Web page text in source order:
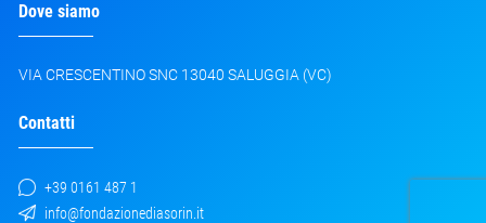
Dove siamo
VIA CRESCENTINO SNC 13040 SALUGGIA (VC)
Contatti
+39 0161 487 1
info@fondazionediasorin.it